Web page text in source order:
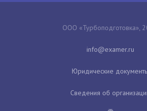
ООО «Турбоподготовка»,
Юридические
Сведения об